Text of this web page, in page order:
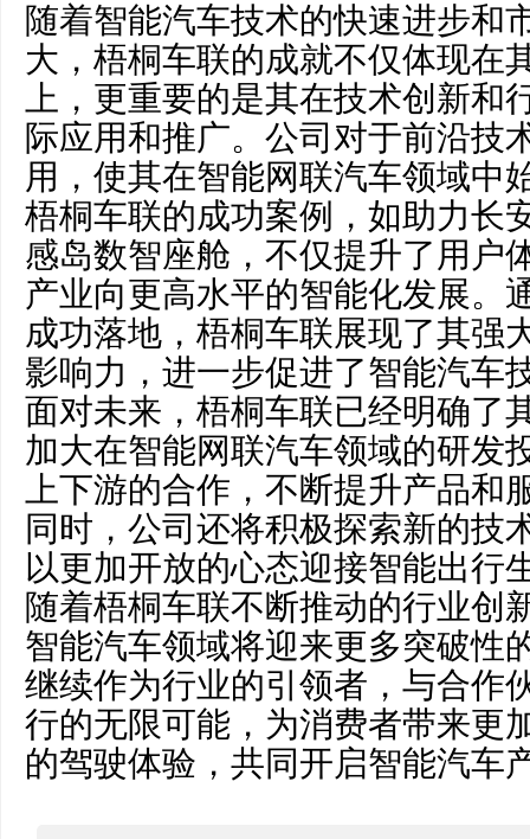
随着智能汽车技术的快速进步和
大，梧桐车联的成就不仅体现在
上，更重要的是其在技术创新和
际应用和推广。公司对于前沿技
用，使其在智能网联汽车领域中
梧桐车联的成功案例，如助力长
感岛数智座舱，不仅提升了用户
产业向更高水平的智能化发展。
成功落地，梧桐车联展现了其强
影响力，进一步促进了智能汽车
面对未来，梧桐车联已经明确了
加大在智能网联汽车领域的研发
上下游的合作，不断提升产品和
同时，公司还将积极探索新的技
以更加开放的心态迎接智能出行
随着梧桐车联不断推动的行业创
智能汽车领域将迎来更多突破性
继续作为行业的引领者，与合作
行的无限可能，为消费者带来更
的驾驶体验，共同开启智能汽车